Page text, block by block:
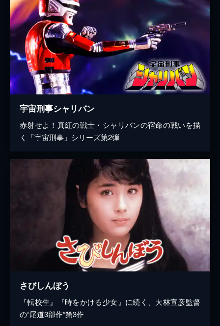
宇宙刑事シャリバン
赤射せよ！真紅の戦士・シャリバンの宿命の戦いを描
く「宇宙刑事」シリーズ第2弾
さびしんぼう
『転校生』『時をかける少女』に続く、大林宣彦監督
の“尾道3部作”第3作